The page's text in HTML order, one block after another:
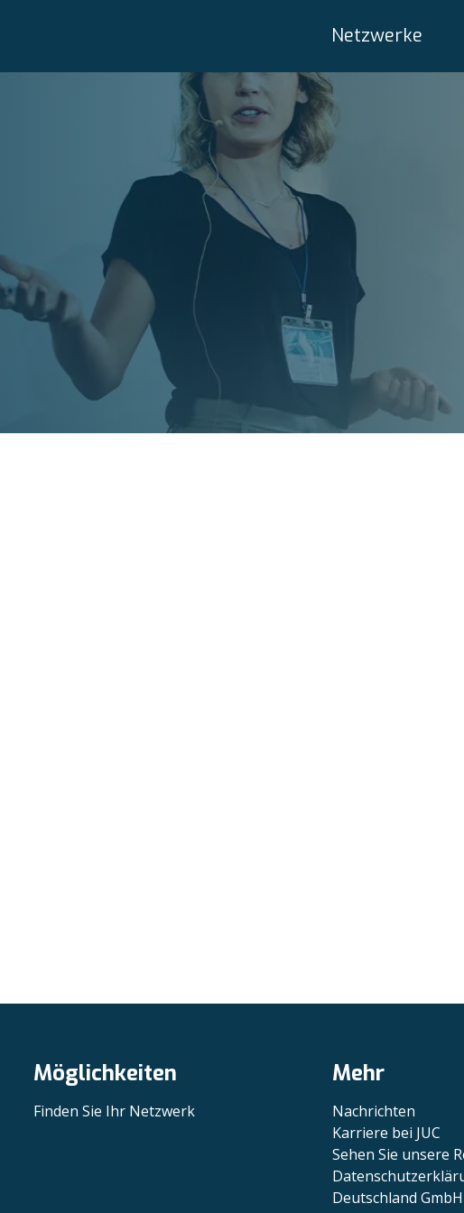
Netzwerke
Möglichkeiten
Finden Sie Ihr Netzwerk
Mehr
Nachrichten
Karriere bei JUC
Sehen Sie unsere
Deutschland GmbH